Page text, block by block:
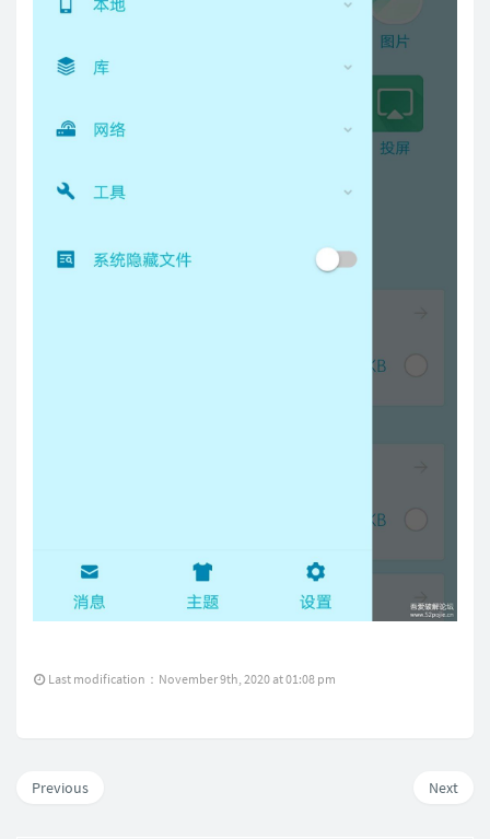
Last modification：November 9th, 2020 at 01:08 pm
Next
Previous